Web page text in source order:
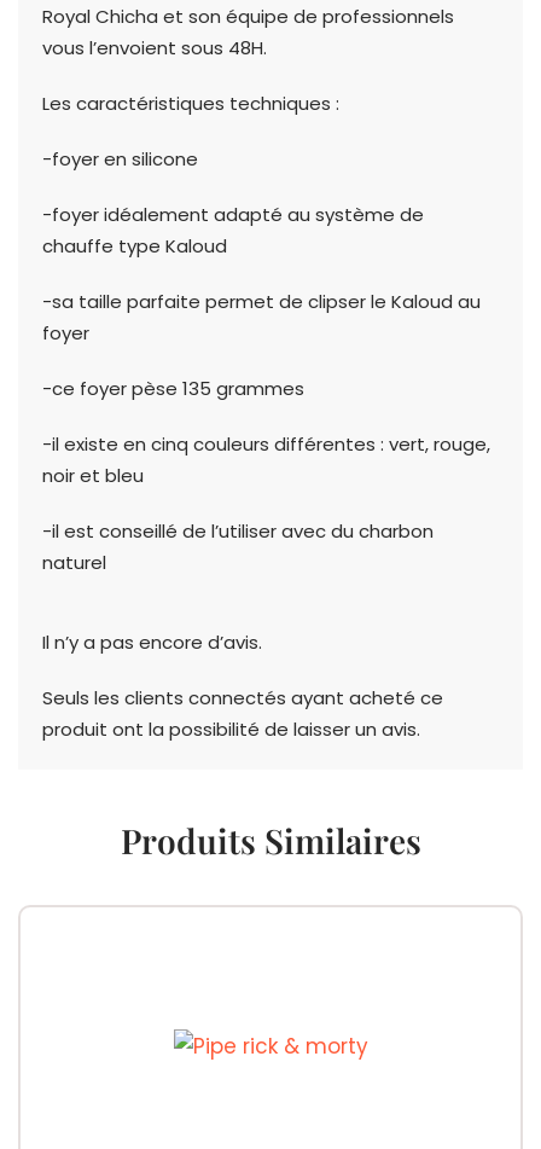
Royal Chicha et son équipe de professionnels
vous l’envoient sous 48H.
Les caractéristiques techniques :
-foyer en silicone
-foyer idéalement adapté au système de
chauffe type Kaloud
-sa taille parfaite permet de clipser le Kaloud au
foyer
-ce foyer pèse 135 grammes
-il existe en cinq couleurs différentes : vert, rouge,
noir et bleu
-il est conseillé de l’utiliser avec du charbon
naturel
Il n’y a pas encore d’avis.
Seuls les clients connectés ayant acheté ce
produit ont la possibilité de laisser un avis.
Produits Similaires